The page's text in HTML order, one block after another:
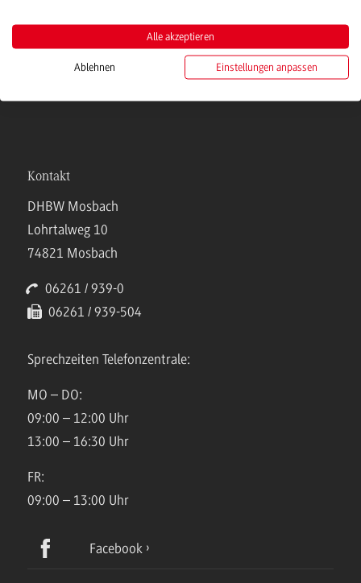
Kontakt
DHBW Mosbach
Lohrtalweg 10
74821 Mosbach
06261 / 939-0
06261 / 939-504
Sprechzeiten Telefonzentrale:
MO – DO:
09:00 – 12:00 Uhr
13:00 – 16:30 Uhr
FR:
09:00 – 13:00 Uhr
Facebook
Alle akzeptieren
Ablehnen Einstellungen anpassen